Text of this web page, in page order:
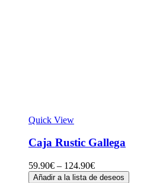
Quick View
Caja Rustic Gallega
59.90€ – 124.90€
Añadir a la lista de deseos